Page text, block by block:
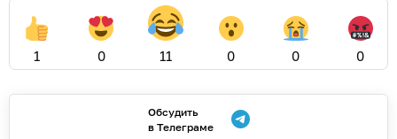
1 0 11 0 0 0
Обсудить
в Телеграме